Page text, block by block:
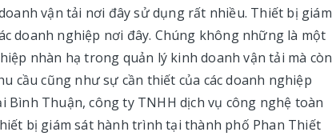
vận tải nơi đây sử dụng rất nhiều. Thiết bị giám
doanh nghiệp nơi đây. Chúng không những là một
nhàn hạ trong quản lý kinh doanh vận tải mà còn
cầu cũng như sự cần thiết của các doanh nghiệp
Thuận, công ty TNHH dịch vụ công nghệ toàn
bị giám sát hành trình tại thành phố Phan Thiết